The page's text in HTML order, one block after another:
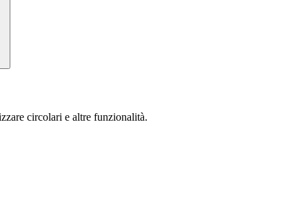
circolari e altre funzionalità.